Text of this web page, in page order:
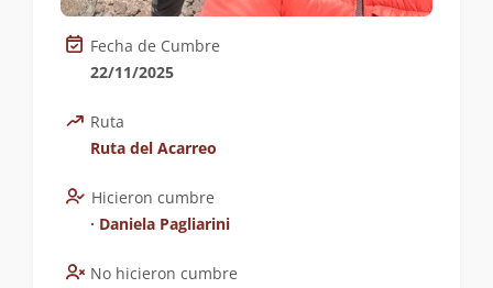
Fecha de Cumbre
22/11/2025
Ruta
Ruta del Acarreo
Hicieron cumbre
∙ Daniela Pagliarini
No hicieron cumbre